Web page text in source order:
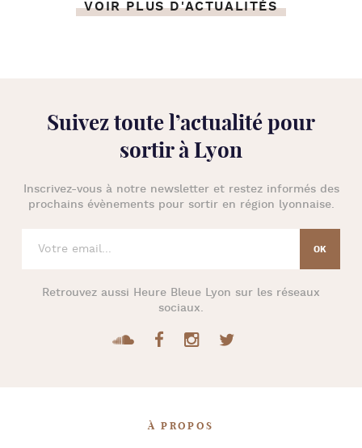
VOIR PLUS D'ACTUALITÉS
Suivez toute l’actualité pour
sortir à Lyon
Inscrivez-vous à notre newsletter et restez informés des
prochains évènements pour sortir en région lyonnaise.
Retrouvez aussi Heure Bleue Lyon sur les réseaux
sociaux.
À PROPOS